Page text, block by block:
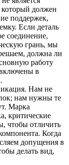
который должен
поддержек,
Если деталь
соединение,
грань, мы
должна ли
работу
в
Нам не
нам нужны те
Марка
критические
чтобы отличить
Когда
допущения в
делать вид,